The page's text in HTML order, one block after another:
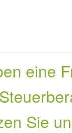
eine
Sie